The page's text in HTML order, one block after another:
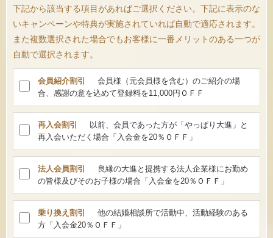
下記から該当する項目があればご選択ください。下記に表示のな
いキャンペーンや特典が実施されていれば自動で適応されます。
また複数選択された場合でもお客様に一番メリットのある一つが
自動で選択されます。
会員紹介割引
会員様（元会員様を含む）のご紹介の場
合、感謝の意を込めて登録料を11,000円ＯＦＦ
再入会割引
以前、会員であった方が「やっぱり大進」と
再入会いただく場合「入会金を20％ＯＦＦ」
法人会員割引
良縁の大進と提携する法人企業様にお勤め
の皆様及びそのお子様の場合「入会金を20％ＯＦＦ」
乗り換え割引
他の結婚相談所で活動中、活動経験のある
方「入会金20％ＯＦＦ」